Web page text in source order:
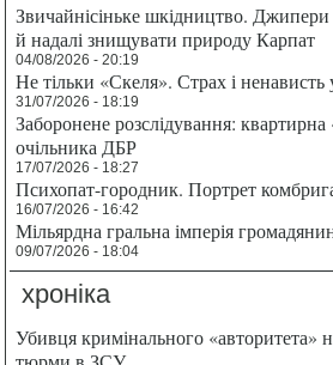
Звичайнісіньке шкідництво. Джипери
й надалі знищувати природу Карпат
04/08/2026 - 20:19
Не тільки «Скеля». Страх і
31/07/2026 - 18:19
Заборонене розслідування:
очільника ДБР
17/07/2026 - 18:27
Психопат-городник. Портрет
16/07/2026 - 16:42
Мільярдна гральна імперія
09/07/2026 - 18:04
хроніка
Убивця кримінального «авторитета»